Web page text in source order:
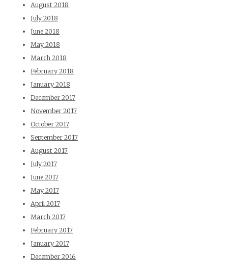
August 2018
July 2018
June 2018
May 2018
March 2018
February 2018
January 2018
December 2017
November 2017
October 2017
September 2017
August 2017
July 2017
June 2017
May 2017
April 2017
March 2017
February 2017
January 2017
December 2016